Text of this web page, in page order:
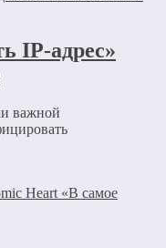
IP-адрес»
важной